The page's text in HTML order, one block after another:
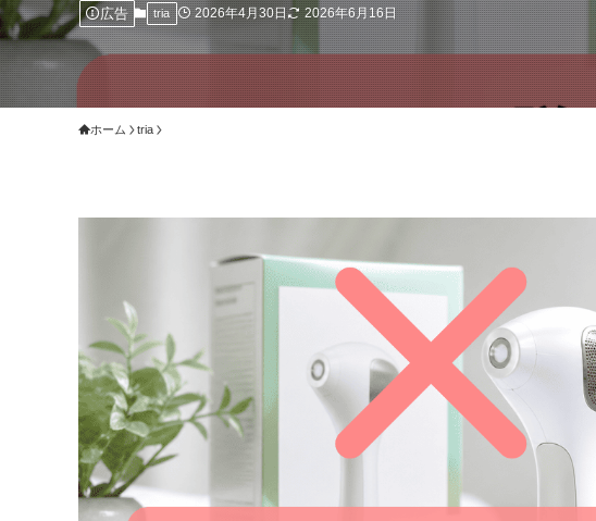
広告 tria 2026年4月30日 2026年6月16日
ホーム tria